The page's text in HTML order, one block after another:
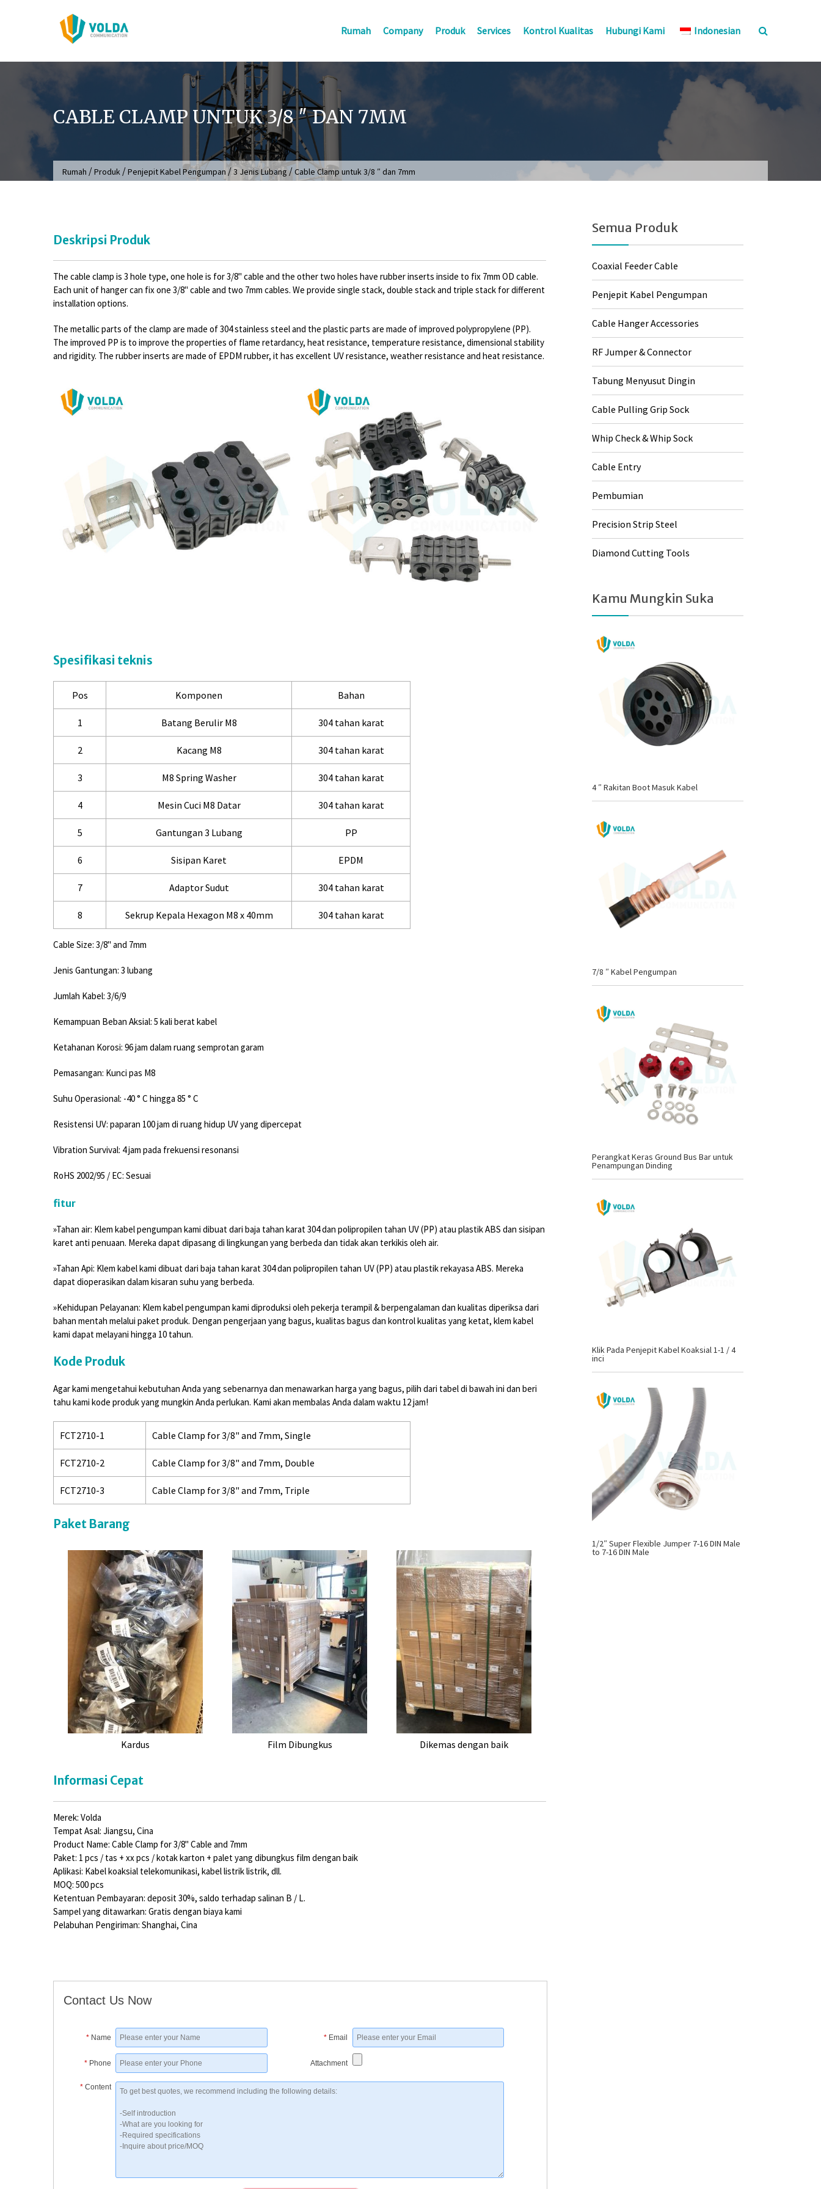
Rumah Company Produk Services Kontrol Kualitas Hubungi Kami Indonesian
CABLE CLAMP UNTUK 3/8 ″ DAN 7MM
Rumah /Produk /Penjepit Kabel Pengumpan/3 Jenis Lubang /Cable Clamp untuk 3/8 ″ dan 7mm
Deskripsi Produk
The cable clamp is 3 hole type, one hole is for 3/8" cable and the other two holes have rubber inserts inside to fix 7mm OD cable.
Each unit of hanger can fix one 3/8" cable and two 7mm cables. We provide single stack, double stack and triple stack for different
installation options.
The metallic parts of the clamp are made of 304 stainless steel and the plastic parts are made of improved polypropylene (PP).
The improved PP is to improve the properties of flame retardancy, heat resistance, temperature resistance, dimensional stability
and rigidity. The rubber inserts are made of EPDM rubber, it has excellent UV resistance, weather resistance and heat resistance.
Spesifikasi teknis
Pos Komponen Bahan
1 Batang Berulir M8 304 tahan karat
2 Kacang M8 304 tahan karat
3 M8 Spring Washer 304 tahan karat
4 Mesin Cuci M8 Datar 304 tahan karat
5 Gantungan 3 Lubang PP
6 Sisipan Karet EPDM
7 Adaptor Sudut 304 tahan karat
8 Sekrup Kepala Hexagon M8 x 40mm 304 tahan karat
Cable Size: 3/8" and 7mm
Jenis Gantungan: 3 lubang
Jumlah Kabel: 3/6/9
Kemampuan Beban Aksial: 5 kali berat kabel
Ketahanan Korosi: 96 jam dalam ruang semprotan garam
Pemasangan: Kunci pas M8
Suhu Operasional: -40 ° C hingga 85 ° C
Resistensi UV: paparan 100 jam di ruang hidup UV yang dipercepat
Vibration Survival: 4 jam pada frekuensi resonansi
RoHS 2002/95 / EC: Sesuai
fitur
»Tahan air: Klem kabel pengumpan kami dibuat dari baja tahan karat 304 dan polipropilen tahan UV (PP) atau plastik ABS dan sisipan
karet anti penuaan. Mereka dapat dipasang di lingkungan yang berbeda dan tidak akan terkikis oleh air.
»Tahan Api: Klem kabel kami dibuat dari baja tahan karat 304 dan polipropilen tahan UV (PP) atau plastik rekayasa ABS. Mereka
dapat dioperasikan dalam kisaran suhu yang berbeda.
»Kehidupan Pelayanan: Klem kabel pengumpan kami diproduksi oleh pekerja terampil & berpengalaman dan kualitas diperiksa dari
bahan mentah melalui paket produk. Dengan pengerjaan yang bagus, kualitas bagus dan kontrol kualitas yang ketat, klem kabel
kami dapat melayani hingga 10 tahun.
Kode Produk
Agar kami mengetahui kebutuhan Anda yang sebenarnya dan menawarkan harga yang bagus, pilih dari tabel di bawah ini dan beri
tahu kami kode produk yang mungkin Anda perlukan. Kami akan membalas Anda dalam waktu 12 jam!
FCT2710-1 Cable Clamp for 3/8" and 7mm, Single
FCT2710-2 Cable Clamp for 3/8" and 7mm, Double
FCT2710-3 Cable Clamp for 3/8" and 7mm, Triple
Paket Barang
Kardus Film Dibungkus Dikemas dengan baik
Informasi Cepat
Merek: Volda
Tempat Asal: Jiangsu, Cina
Product Name: Cable Clamp for 3/8" Cable and 7mm
Paket: 1 pcs / tas + xx pcs / kotak karton + palet yang dibungkus film dengan baik
Aplikasi: Kabel koaksial telekomunikasi, kabel listrik listrik, dll.
MOQ: 500 pcs
Ketentuan Pembayaran: deposit 30%, saldo terhadap salinan B / L.
Sampel yang ditawarkan: Gratis dengan biaya kami
Pelabuhan Pengiriman: Shanghai, Cina
Contact Us Now
* Name * Email
* Phone Attachment
* Content
Semua Produk
Coaxial Feeder Cable
Penjepit Kabel Pengumpan
Cable Hanger Accessories
RF Jumper & Connector
Tabung Menyusut Dingin
Cable Pulling Grip Sock
Whip Check & Whip Sock
Cable Entry
Pembumian
Precision Strip Steel
Diamond Cutting Tools
Kamu Mungkin Suka
4 ″ Rakitan Boot Masuk Kabel
7/8 ″ Kabel Pengumpan
Perangkat Keras Ground Bus Bar untuk
Penampungan Dinding
Klik Pada Penjepit Kabel Koaksial 1-1 / 4
inci
1/2″ Super Flexible Jumper 7-16 DIN Male
to 7-16 DIN Male